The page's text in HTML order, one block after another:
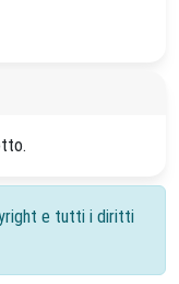
e tutti i diritti